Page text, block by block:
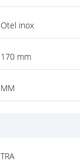
Otel inox
170 mm
MM
TRA